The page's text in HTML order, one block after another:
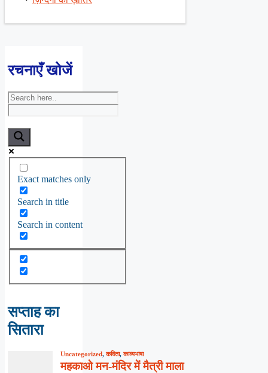
रचनाएँ खोजें
Exact matches only
Search in title
Search in content
सप्ताह का
सितारा
Uncategorized,कविता,काव्यभाषा
महकाओ मन-मंदिर में मैत्री माला